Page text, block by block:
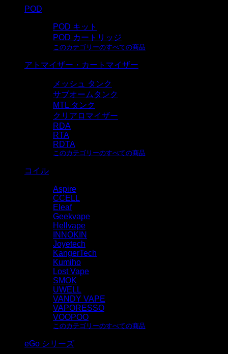
POD
POD キット
POD カートリッジ
このカテゴリーのすべての商品
アトマイザー・カートマイザー
メッシュ タンク
サブオームタンク
MTL タンク
クリアロマイザー
RDA
RTA
RDTA
このカテゴリーのすべての商品
コイル
Aspire
CCELL
Eleaf
Geekvape
Hellvape
INNOKIN
Joyetech
KangerTech
Kumiho
Lost Vape
SMOK
UWELL
VANDY VAPE
VAPORESSO
VOOPOO
このカテゴリーのすべての商品
eGo シリーズ